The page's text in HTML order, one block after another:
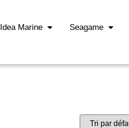
Idea Marine Seagame